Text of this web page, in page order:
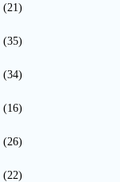
(21)
(35)
(34)
(16)
(26)
(22)